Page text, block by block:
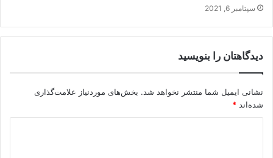
سپتامبر 6, 2021
دیدگاهتان را بنویسید
نشانی ایمیل شما منتشر نخواهد شد. بخش‌های موردنیاز علامت‌گذاری
شده‌اند *